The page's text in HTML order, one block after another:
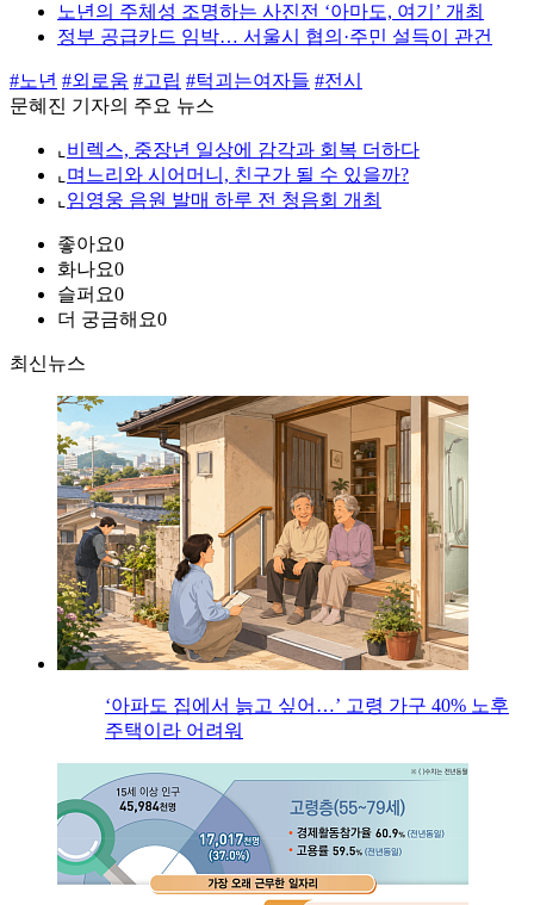
노년의 주체성 조명하는 사진전 ‘아마도, 여기’ 개최
정부 공급카드 임박… 서울시 협의·주민 설득이 관건
#노년 #외로움 #고립 #턱괴는여자들 #전시
문혜진 기자의 주요 뉴스
⌞ 비렉스, 중장년 일상에 감각과 회복 더하다
⌞ 며느리와 시어머니, 친구가 될 수 있을까?
⌞ 임영웅 음원 발매 하루 전 청음회 개최
좋아요0
화나요0
슬퍼요0
더 궁금해요0
최신뉴스
‘아파도 집에서 늙고 싶어…’ 고령 가구 40% 노후
주택이라 어려워